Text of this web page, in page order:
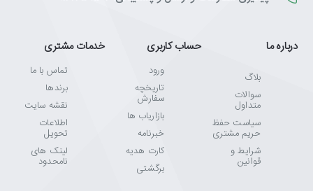
درباره ما
بلاگ
سوالات
متداول
سیاست حفظ
حریم مشتری
شرایط و
قوانین
حساب کاربری
ورود
تاریخچه
سفارش
بازاریاب ها
خبرنامه
کارت هدیه
برگشتی
خدمات مشتری
تماس با ما
برندها
نقشه سایت
اطلاعات
تحویل
لینک های
نامحدود